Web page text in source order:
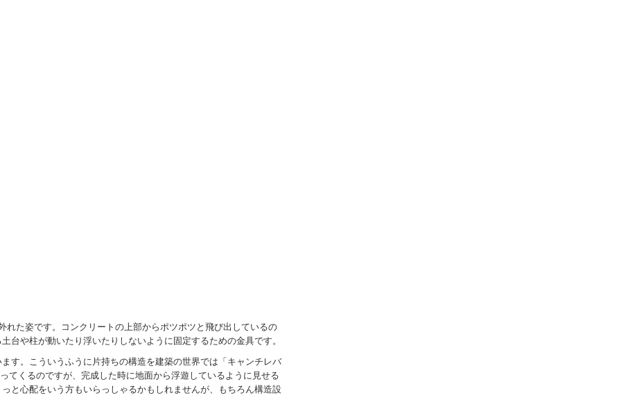
た姿です。コンクリートの上部からポツポツと飛び出しているの
台や柱が動いたり浮いたりしないように固定するための金具です。
す。こういうふうに片持ちの構造を建築の世界では「キャンチレバ
てくるのですが、完成した時に地面から浮遊しているように見せる
と心配をいう方もいらっしゃるかもしれませんが、もちろん構造設